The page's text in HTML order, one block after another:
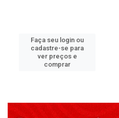
Faça seu login ou
cadastre-se para
ver preços e
comprar